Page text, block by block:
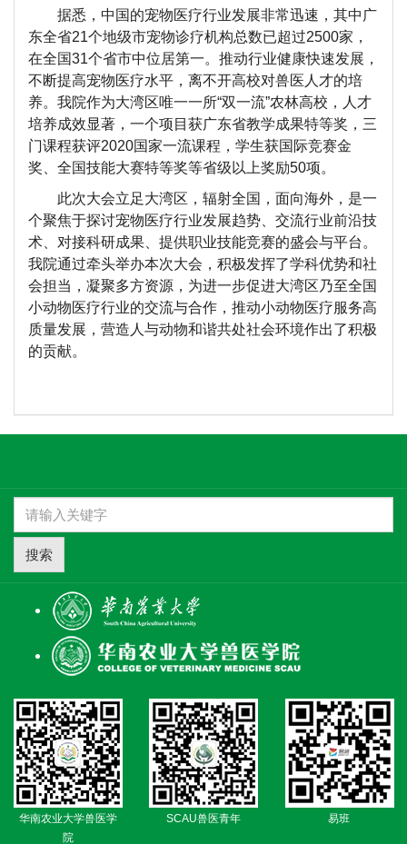
据悉，中国的宠物医疗行业发展非常迅速，其中广
东全省21个地级市宠物诊疗机构总数已超过2500家，
在全国31个省市中位居第一。推动行业健康快速发展，
不断提高宠物医疗水平，离不开高校对兽医人才的培
养。 我院作为大湾区唯一一所“双一流”农林高校，人才
培养成效显著，一个项目获广东省教学成果特等奖，三
门课程获评2020国家一流课程，学生获国际竞赛金
奖、全国技能大赛特等奖等省级以上奖励50项。
此次大会立足大湾区，辐射全国，面向海外，是一
个聚焦于探讨宠物医疗行业发展趋势、交流行业前沿技
术、对接科研成果、提供职业技能竞赛的盛会与平台。
我院通过牵头举办本次大会，积极发挥了学科优势和社
会担当，凝聚多方资源，为进一步促进大湾区乃至全国
小动物医疗行业的交流与合作，推动小动物医疗服务高
质量发展，营造人与动物和谐共处社会环境作出了积极
的贡献。
搜索
华南农业大学兽医学
院
SCAU兽医青年 易班